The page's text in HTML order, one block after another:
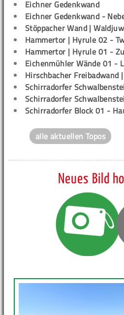
Eichner Gedenkwand
Eichner Gedenkwand -
Stöppacher Wand |
Hammertor | Hyrule 02 -
Hammertor | Hyrule 01 -
Eichenmühler Wände 01 -
Hirschbacher Freibadwand
Schirradorfer
Schirradorfer
Schirradorfer Block 01 -
alle aktuellen Topos
Neues Bild